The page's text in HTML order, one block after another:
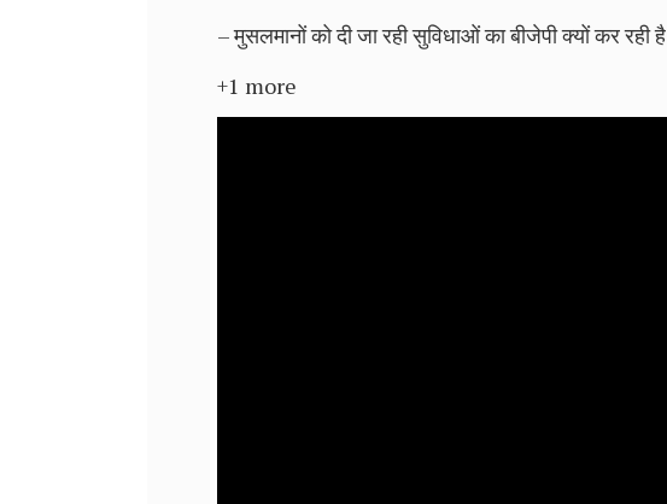
– मुसलमानों को दी जा रही सुविधाओं का बीजेपी क्यों कर रही है
+1 more